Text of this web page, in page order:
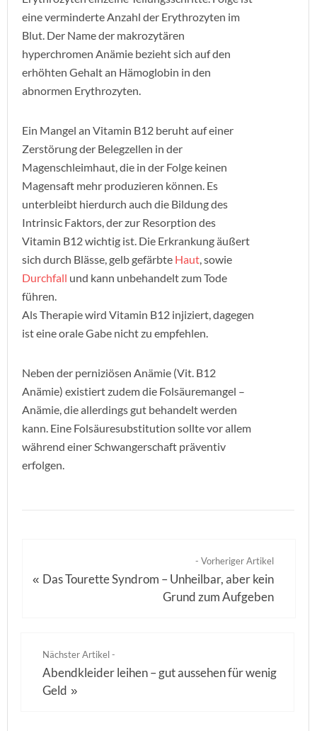
eine verminderte Anzahl der Erythrozyten im
Blut. Der Name der makrozytären
hyperchromen Anämie bezieht sich auf den
erhöhten Gehalt an Hämoglobin in den
abnormen Erythrozyten.
Ein Mangel an Vitamin B12 beruht auf einer
Zerstörung der Belegzellen in der
Magenschleimhaut, die in der Folge keinen
Magensaft mehr produzieren können. Es
unterbleibt hierdurch auch die Bildung des
Intrinsic Faktors, der zur Resorption des
Vitamin B12 wichtig ist. Die Erkrankung äußert
sich durch Blässe, gelb gefärbte Haut, sowie
Durchfall und kann unbehandelt zum Tode
führen.
Als Therapie wird Vitamin B12 injiziert, dagegen
ist eine orale Gabe nicht zu empfehlen.
Neben der perniziösen Anämie (Vit. B12
Anämie) existiert zudem die Folsäuremangel –
Anämie, die allerdings gut behandelt werden
kann. Eine Folsäuresubstitution sollte vor allem
während einer Schwangerschaft präventiv
erfolgen.
- Vorheriger Artikel
« Das Tourette Syndrom – Unheilbar, aber kein
Grund zum Aufgeben
Nächster Artikel -
Abendkleider leihen – gut aussehen für wenig
Geld »